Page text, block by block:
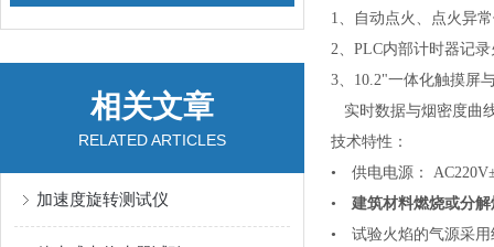
相关文章
RELATED ARTICLES
加速度旋转测试仪
1、自动点火、点火异
2、PLC内部计时器记
3、10.2"一体化触摸屏
实时数据与烟密度曲
技术特性：
• 供电电源：
• 建筑材料燃烧或分
• 试验火焰的气源采用